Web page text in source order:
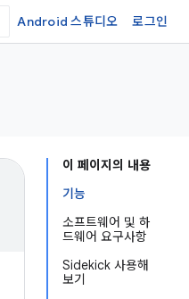
Android 스튜디오 로그인
이 페이지의 내용
기능
소프트웨어 및 하
드웨어 요구사항
Sidekick 사용해
보기